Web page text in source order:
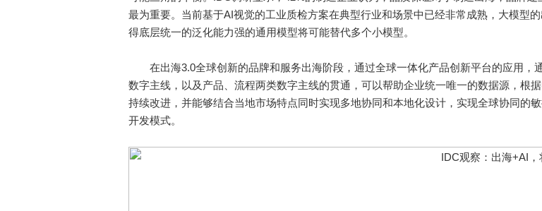
最为重要。当前基于AI视觉的工业质检方案在典型行业和场景中已经非常成熟，大模型
得底层统一的泛化能力强的通用模型将可能替代多个小模型。
在出海3.0全球创新的品牌和服务出海阶段，通过全球一体化产品创新平台的应用，
数字主线，以及产品、流程两类数字主线的贯通，可以帮助企业统一唯一的数据源，根
持续改进，并能够结合当地市场特点同时实现多地协同和本地化设计，实现全球协同的
开发模式。